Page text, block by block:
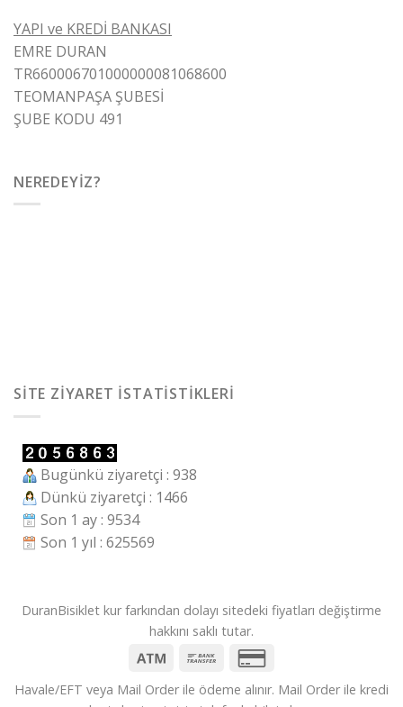
YAPI ve KREDİ BANKASI
EMRE DURAN
TR660006701000000081068600
TEOMANPAŞA ŞUBESİ
ŞUBE KODU 491
NEREDEYIZ?
SITE ZIYARET İSTATISTIKLERI
Bugünkü ziyaretçi : 938
Dünkü ziyaretçi : 1466
Son 1 ay : 9534
Son 1 yıl : 625569
DuranBisiklet kur farkından dolayı sitedeki fiyatları değiştirme
hakkını saklı tutar.
Havale/EFT veya Mail Order ile ödeme alınır. Mail Order ile kredi